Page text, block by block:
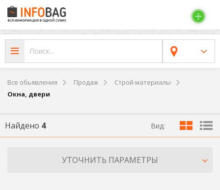
Все обьявления Продаж
Строй материалы
Окна, двери
Найдено 4 Вид:
УТОЧНИТЬ ПАРАМЕТРЫ